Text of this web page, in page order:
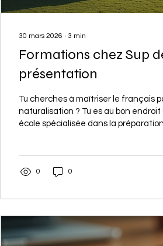
30 mars 2026 ∙ 3 min
Formations chez Sup
présentation
Tu cherches à maîtriser le français
naturalisation ? Tu es au bon endroit
école spécialisée dans la
sois étudiant, professionnel ou
0 0